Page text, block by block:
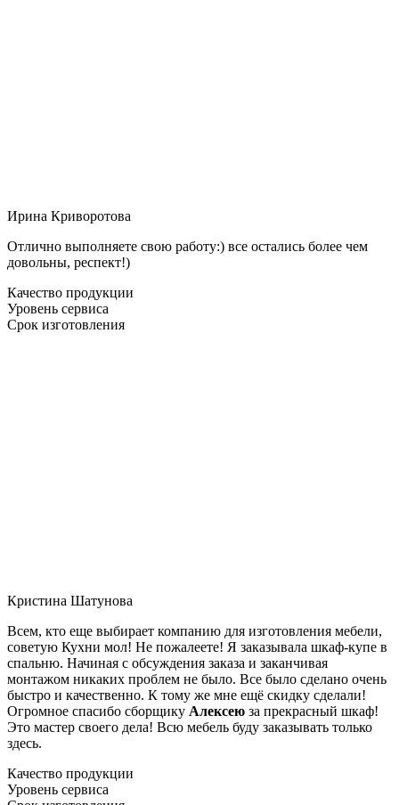
Ирина Криворотова
Отлично выполняете свою работу:) все остались более чем
довольны, респект!)
Качество продукции
Уровень сервиса
Срок изготовления
Кристина Шатунова
Всем, кто еще выбирает компанию для изготовления мебели,
советую Кухни мол! Не пожалеете! Я заказывала шкаф-купе в
спальню. Начиная с обсуждения заказа и заканчивая
монтажом никаких проблем не было. Все было сделано очень
быстро и качественно. К тому же мне ещё скидку сделали!
Огромное спасибо сборщику Алексею за прекрасный шкаф!
Это мастер своего дела! Всю мебель буду заказывать только
здесь.
Качество продукции
Уровень сервиса